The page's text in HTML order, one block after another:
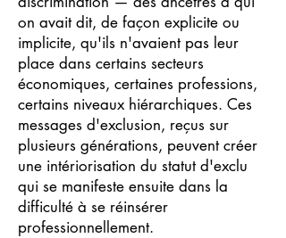
on avait dit, de façon explicite ou
implicite, qu'ils n'avaient pas leur
place dans certains secteurs
économiques, certaines professions,
certains niveaux hiérarchiques. Ces
messages d'exclusion, reçus sur
plusieurs générations, peuvent créer
une intériorisation du statut d'exclu
qui se manifeste ensuite dans la
difficulté à se réinsérer
professionnellement.